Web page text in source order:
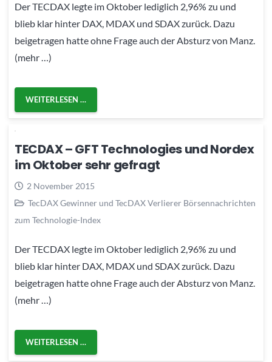
Der TECDAX legte im Oktober lediglich 2,96% zu und
blieb klar hinter DAX, MDAX und SDAX zurück. Dazu
beigetragen hatte ohne Frage auch der Absturz von Manz.
(mehr …)
WEITERLESEN …
TECDAX – GFT Technologies und Nordex
im Oktober sehr gefragt
2 November 2015
TecDAX Gewinner und TecDAX Verlierer Börsennachrichten
zum Technologie-Index
Der TECDAX legte im Oktober lediglich 2,96% zu und
blieb klar hinter DAX, MDAX und SDAX zurück. Dazu
beigetragen hatte ohne Frage auch der Absturz von Manz.
(mehr …)
WEITERLESEN …